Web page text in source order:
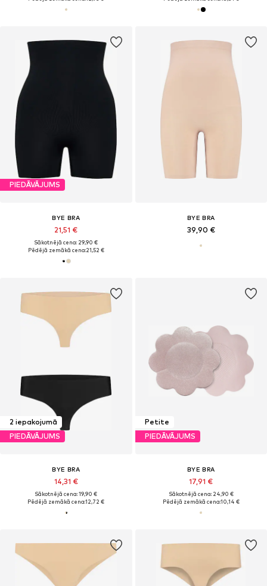
PIEDĀVĀJUMS
BYE BRA
21,51 €
Sākotnējā cena: 29,90 €
Pēdējā zemākā cena:21,52 €
BYE BRA
39,90 €
2 iepakojumā
PIEDĀVĀJUMS
BYE BRA
14,31 €
Sākotnējā cena: 19,90 €
Pēdējā zemākā cena:12,72 €
Petite
PIEDĀVĀJUMS
BYE BRA
17,91 €
Sākotnējā cena: 24,90 €
Pēdējā zemākā cena:10,14 €